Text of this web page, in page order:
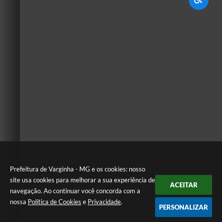
Prefeitura de Varginha - MG e os cookies: nosso
site usa cookies para melhorar a sua experiência de
navegação. Ao continuar você concorda com a
nossa Política de Cookies e Privacidade.
ACEITAR
PERSONALIZAR